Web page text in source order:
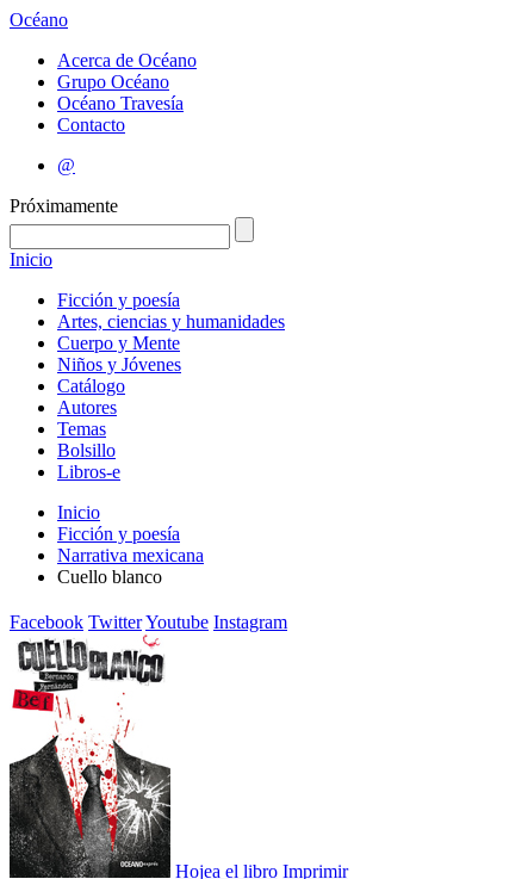
Océano
Acerca de Océano
Grupo Océano
Océano Travesía
Contacto
@
Próximamente
Inicio
Ficción y poesía
Artes, ciencias y humanidades
Cuerpo y Mente
Niños y Jóvenes
Catálogo
Autores
Temas
Bolsillo
Libros-e
Inicio
Ficción y poesía
Narrativa mexicana
Cuello blanco
Facebook TwitterYoutube Instagram
Hojea el libro Imprimir